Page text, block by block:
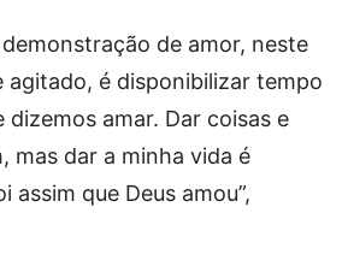
de amor, neste
agitado, é disponibilizar tempo
dizemos amar. Dar coisas e
mas dar a minha vida é
assim que Deus amou”,